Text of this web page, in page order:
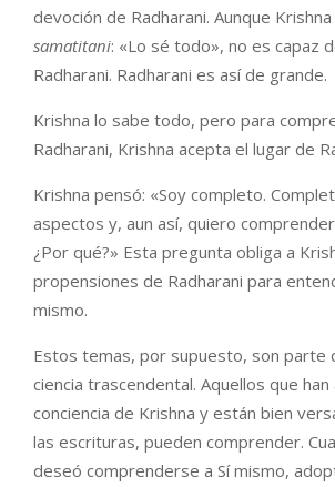
devoción de Radharani. Aunque
samatitani: «Lo sé todo», no es capaz
Radharani. Radharani es así de grande.
Krishna lo sabe todo, pero para
Radharani, Krishna acepta el lugar de
Krishna pensó: «Soy completo.
aspectos y, aun así, quiero comprender
¿Por qué?» Esta pregunta obliga a
propensiones de Radharani para
mismo.
Estos temas, por supuesto, son parte
ciencia trascendental. Aquellos que han
conciencia de Krishna y están bien
las escrituras, pueden comprender.
deseó comprenderse a Sí mismo,